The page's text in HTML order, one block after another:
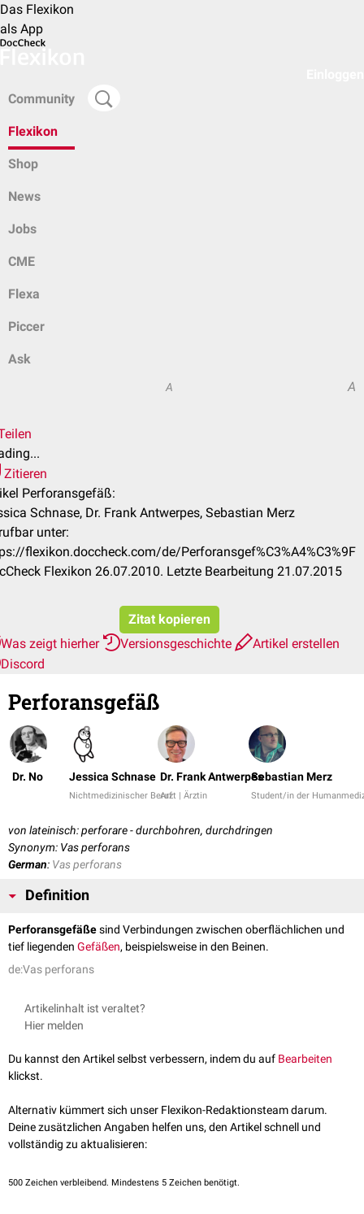
Das Flexikon
als App
Community
Flexikon
Shop
News
Jobs
CME
Flexa
Piccer
Ask
A A
Zitieren
Perforansgefäß:
Schnase, Dr. Frank Antwerpes, Sebastian Merz
unter:
flexikon.doccheck.com/de/Perforansgef%C3%A4%C3%9F
Flexikon 26.07.2010. Letzte Bearbeitung 21.07.2015
Zitat kopieren
Was zeigt hierher
Versionsgeschichte
Artikel erstellen
Discord
Perforansgefäß
Dr. No Jessica Schnase
Nichtmedizinischer Beruf
Dr. Frank Antwerpes
Arzt | Ärztin
Sebastian Merz
Student/in der
von lateinisch: perforare - durchbohren, durchdringen
Synonym: Vas perforans
German: Vas perforans
Definition
Perforansgefäßesind Verbindungen zwischen oberflächlichen und
tief liegenden Gefäßen, beispielsweise in den Beinen.
de:Vas perforans
Artikelinhalt ist veraltet?
Hier melden
Du kannst den Artikel selbst verbessern, indem du auf Bearbeiten
klickst.
Alternativ kümmert sich unser Flexikon-Redaktionsteam darum.
Deine zusätzlichen Angaben helfen uns, den Artikel schnell und
vollständig zu aktualisieren:
500 Zeichen verbleibend. Mindestens 5 Zeichen benötigt.